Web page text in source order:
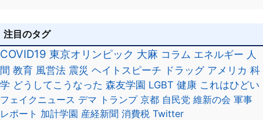
注目のタグ
COVID19 東京オリンピック 大麻 コラム エネルギー 人
間 教育 風営法 震災 ヘイトスピーチ ドラッグ アメリカ 科
学 どうしてこうなった 森友学園 LGBT 健康 これはひどい
フェイクニュース デマ トランプ 京都 自民党 維新の会 軍事
レポート 加計学園 産経新聞 消費税 Twitter